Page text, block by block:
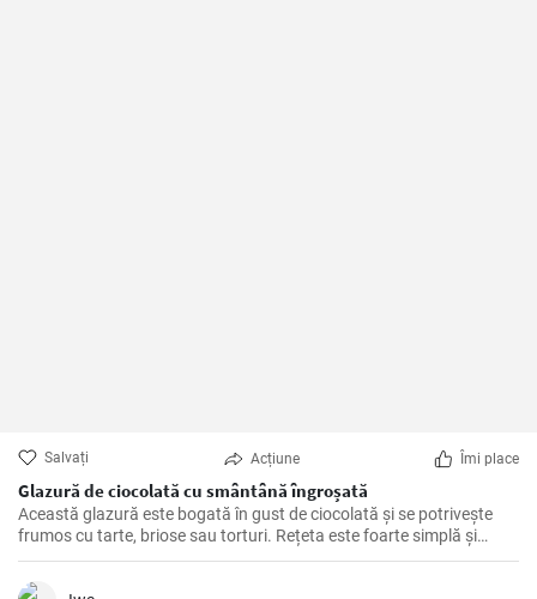
Salvați Acțiune Îmi place
Glazură de ciocolată cu smântână îngroșată
Această glazură este bogată în gust de ciocolată și se potrivește
frumos cu tarte, briose sau torturi. Rețeta este foarte simplă și
rapidă de pregătit.